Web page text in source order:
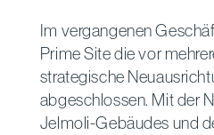
Im vergangenen
Prime Site die vor
strategische
abgeschlossen. Mit der
Jelmoli-Gebäudes und